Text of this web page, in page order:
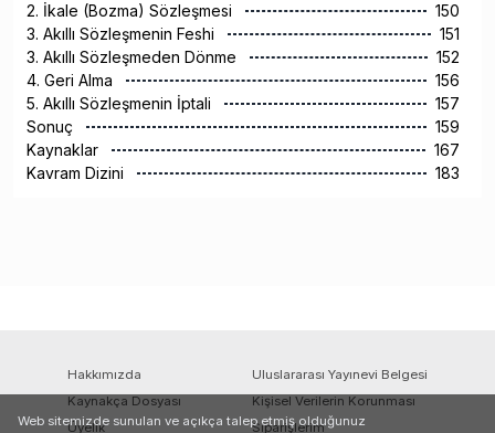
2. İkale (Bozma) Sözleşmesi
150
3. Akıllı Sözleşmenin Feshi
151
3. Akıllı Sözleşmeden Dönme
152
4. Geri Alma
156
5. Akıllı Sözleşmenin İptali
157
Sonuç
159
Kaynaklar
167
Kavram Dizini
183
Hakkımızda
Uluslararası Yayınevi Belgesi
Kaynakça Dosyası
Kişisel Verilerin Korunması
Üyelik
Siparişlerim
Web sitemizde sunulan ve açıkça talep etmiş olduğunuz